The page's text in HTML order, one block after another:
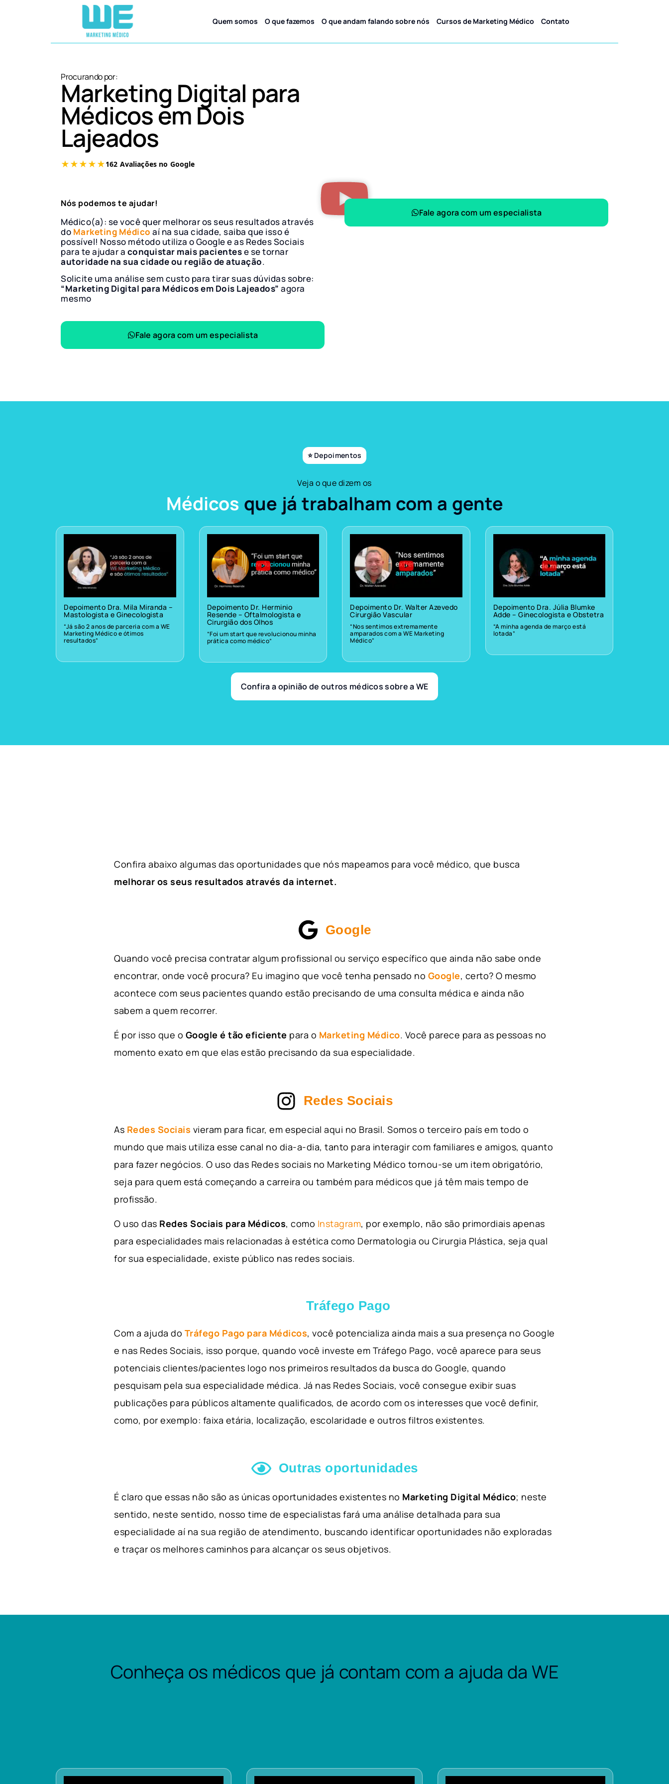
Quem somos O que fazemos O que andam falando sobre nós Cursos de Marketing Médico Contato
Procurando por:
Marketing Digital para
Médicos em Dois
Lajeados
Nós podemos te ajudar!
Médico(a): se você quer melhorar os seus resultados através
do Marketing Médico aí na sua cidade, saiba que isso é
possível! Nosso método utiliza o Google e as Redes Sociais
para te ajudar a conquistar mais pacientese se tornar
autoridade na sua cidade ou região de atuação.
Solicite uma análise sem custo para tirar suas dúvidas sobre:
“Marketing Digital para Médicos em Dois Lajeados” agora
mesmo
Fale agora com um especialista
Fale agora com um especialista
⭐ Depoimentos
Veja o que dizem os
Médicos que já trabalham com a gente
Depoimento Dra. Mila Miranda –
Mastologista e Ginecologista
“Já são 2 anos de parceria com a WE
Marketing Médico e ótimos
resultados”
Depoimento Dr. Herminio
Resende – Oftalmologista e
Cirurgião dos Olhos
“Foi um start que revolucionou minha
prática como médico”
Depoimento Dr. Walter Azevedo
Cirurgião Vascular
“Nos sentimos extremamente
amparados com a WE Marketing
Médico”
Depoimento Dra. Júlia Blumke
Adde – Ginecologista e Obstetra
“A minha agenda de março está
lotada”
Confira a opinião de outros médicos sobre a WE
Confira abaixo algumas das oportunidades que nós mapeamos para você médico, que busca
melhorar os seus resultados através da internet.
Google
Quando você precisa contratar algum profissional ou serviço específico que ainda não sabe onde
encontrar, onde você procura? Eu imagino que você tenha pensado no Google, certo? O mesmo
acontece com seus pacientes quando estão precisando de uma consulta médica e ainda não
sabem a quem recorrer.
É por isso que o Google é tão eficiente para o Marketing Médico. Você parece para as pessoas no
momento exato em que elas estão precisando da sua especialidade.
Redes Sociais
As Redes Sociais vieram para ficar, em especial aqui no Brasil. Somos o terceiro país em todo o
mundo que mais utiliza esse canal no dia-a-dia, tanto para interagir com familiares e amigos, quanto
para fazer negócios. O uso das Redes sociais no Marketing Médico tornou-se um item obrigatório,
seja para quem está começando a carreira ou também para médicos que já têm mais tempo de
profissão.
O uso das Redes Sociais para Médicos, como Instagram, por exemplo, não são primordiais apenas
para especialidades mais relacionadas à estética como Dermatologia ou Cirurgia Plástica, seja qual
for sua especialidade, existe público nas redes sociais.
Tráfego Pago
Com a ajuda do Tráfego Pago para Médicos, você potencializa ainda mais a sua presença no Google
e nas Redes Sociais, isso porque, quando você investe em Tráfego Pago, você aparece para seus
potenciais clientes/pacientes logo nos primeiros resultados da busca do Google, quando
pesquisam pela sua especialidade médica. Já nas Redes Sociais, você consegue exibir suas
publicações para públicos altamente qualificados, de acordo com os interesses que você definir,
como, por exemplo: faixa etária, localização, escolaridade e outros filtros existentes.
Outras oportunidades
É claro que essas não são as únicas oportunidades existentes no Marketing Digital Médico; neste
sentido, neste sentido, nosso time de especialistas fará uma análise detalhada para sua
especialidade aí na sua região de atendimento, buscando identificar oportunidades não exploradas
e traçar os melhores caminhos para alcançar os seus objetivos.
Conheça os médicos que já contam com a ajuda da WE